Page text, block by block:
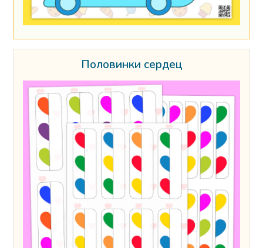
Половинки сердец